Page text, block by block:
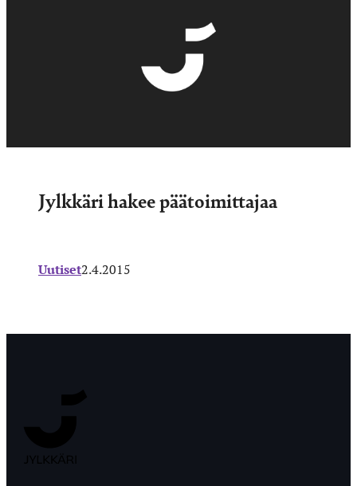
Jylkkäri hakee päätoimittajaa
Uutiset2.4.2015